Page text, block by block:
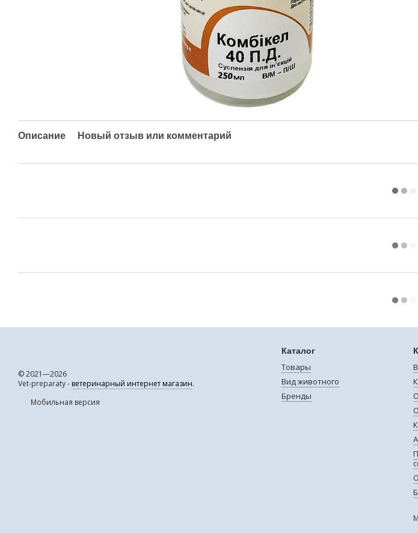
Описание Новый отзыв или комментарий
© 2021—2026
Vet-preparaty - ветеринарный интернет магазин.
Мобильная версия
Каталог
Товары
Вид животного
Бренды